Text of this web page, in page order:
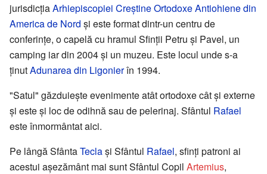
jurisdicţiaArhiepiscopiei Creştine Ortodoxe Antiohiene din
America de Nord şi este format dintr-un centru de
conferinţe, o capelă cu hramul Sfinţii Petru şi Pavel, un
camping iar din 2004 şi un muzeu. Este locul unde s-a
ţinutAdunarea din Ligonierîn 1994.
"Satul" găzduieşte evenimente atât ortodoxe cât şi externe
şi este şi loc de odihnă sau de pelerinaj. Sfântul Rafael
este înmormântat aici.
Pe lângă SfântaTeclaşi Sfântul Rafael, sfinţi patroni ai
acestui aşezământ mai sunt Sfântul Copil Artemius,